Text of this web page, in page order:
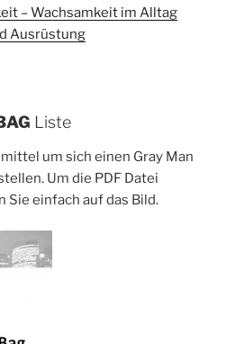
– Wachsamkeit im Alltag
Ausrüstung
Liste
um sich einen Gray Man
Um die PDF Datei
Sie einfach auf das Bild.